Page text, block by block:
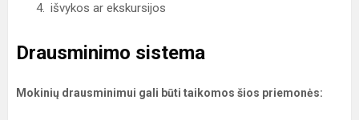
išvykos ar ekskursijos
Drausminimo sistema
Mokinių drausminimui gali būti taikomos šios priemonės: